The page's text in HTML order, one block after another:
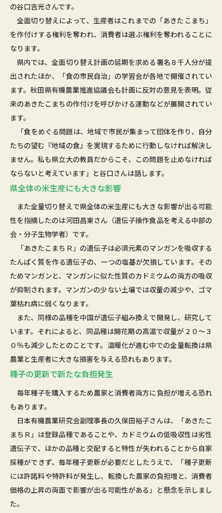
の谷口吉光さんです。
全面切り替えによって、生産者はこれまでの「あきたこまち」
を作付けする権利を奪われ、消費者は選ぶ権利を奪われることに
なります。
県内では、全面切り替え計画の延期を求める署名８千人分が提
出されたほか、「食の市民自治」の学習会が各地で開催されてい
ます。秋田県有機農業推進協議会も計画に反対の意見を表明。従
来のあきたこまちの作付けを呼びかける運動などが展開されてい
ます。
「食をめぐる問題は、地域で市民が集まって団体を作り、自分
たちの望む『地域の食』を実現するために行動しなければ解決し
ません。私も県立大の教員だからこそ、この問題を止めなければ
ならないと考えています」と谷口さんは話します。
県全体の米生産にも大きな影響
また全量切り替えで県全体の米生産にも大きな影響が出る可能
性を指摘したのは河田昌東さん（遺伝子操作食品を考える中部の
会・分子生物学者）です。
「あきたこまちＲ」の遺伝子は必須元素のマンガンを吸収する
たんぱく質を作る遺伝子の、一つの塩基が欠損しています。その
ためマンガンと、マンガンに似た性質のカドミウムの両方の吸収
が抑制されます。マンガンの少ない土壌では収量の減少や、ゴマ
葉枯れ病に弱くなります。
また、同様の品種を中国が遺伝子組み換えで開発し、研究して
います。それによると、同品種は開花期の高温で収量が２０～３
０％も減少したとのことです。温暖化が進む中での全量転換は県
農業と生産者に大きな損害を与える恐れもあります。
種子の更新で新たな負担発生
毎年種子を購入するため農家と消費者両方に負担が増える恐れ
もあります。
日本有機農業研究会副理事長の久保田裕子さんは、「あきたこ
まちＲ」は登録品種であることや、カドミウムの低吸収性は劣性
遺伝子で、ほかの品種と交配すると特性が失われることから自家
採種ができず、毎年種子更新が必要だとしたうえで、「種子更新
には許諾料や特許料が発生し、転換した農家の負担増と、消費者
価格の上昇の両面で影響が出る可能性がある」と懸念を示しまし
た。